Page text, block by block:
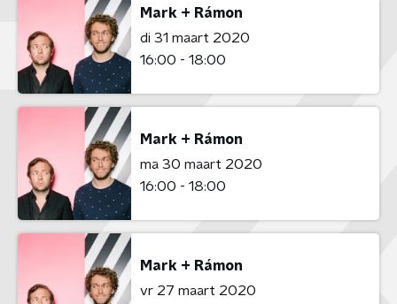
Mark + Rámon
di 31 maart 2020
16:00 - 18:00
Mark + Rámon
ma 30 maart 2020
16:00 - 18:00
Mark + Rámon
vr 27 maart 2020